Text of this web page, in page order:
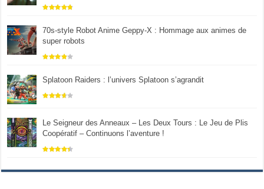
70s-style Robot Anime Geppy-X : Hommage aux animes de
super robots
Splatoon Raiders : l’univers Splatoon s’agrandit
Le Seigneur des Anneaux – Les Deux Tours : Le Jeu de Plis
Coopératif – Continuons l’aventure !